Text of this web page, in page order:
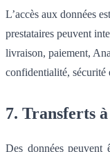
L’accès aux données
prestataires peuvent
livraison, paiement,
confidentialité,
7. Transferts
Des données peuvent